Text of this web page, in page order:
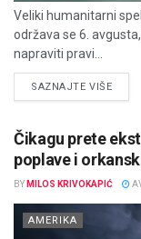
Veliki humanitarni
održava se 6.
napraviti pravi...
SAZNAJTE VIŠE
Čikagu prete
poplave i
BY MILOS KRIVOKAPIĆ
AMERIKA